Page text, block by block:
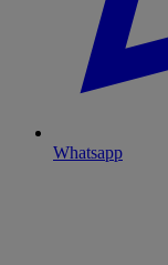
Whatsapp